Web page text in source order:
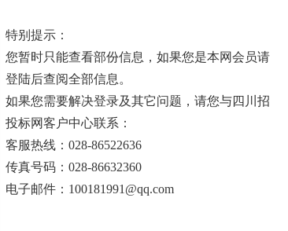
特别提示：
您暂时只能查看部份信息，如果您是本网会员请
登陆后查阅全部信息。
如果您需要解决登录及其它问题，请您与四川招
投标网客户中心联系：
客服热线：028-86522636
传真号码：028-86632360
电子邮件：100181991@qq.com